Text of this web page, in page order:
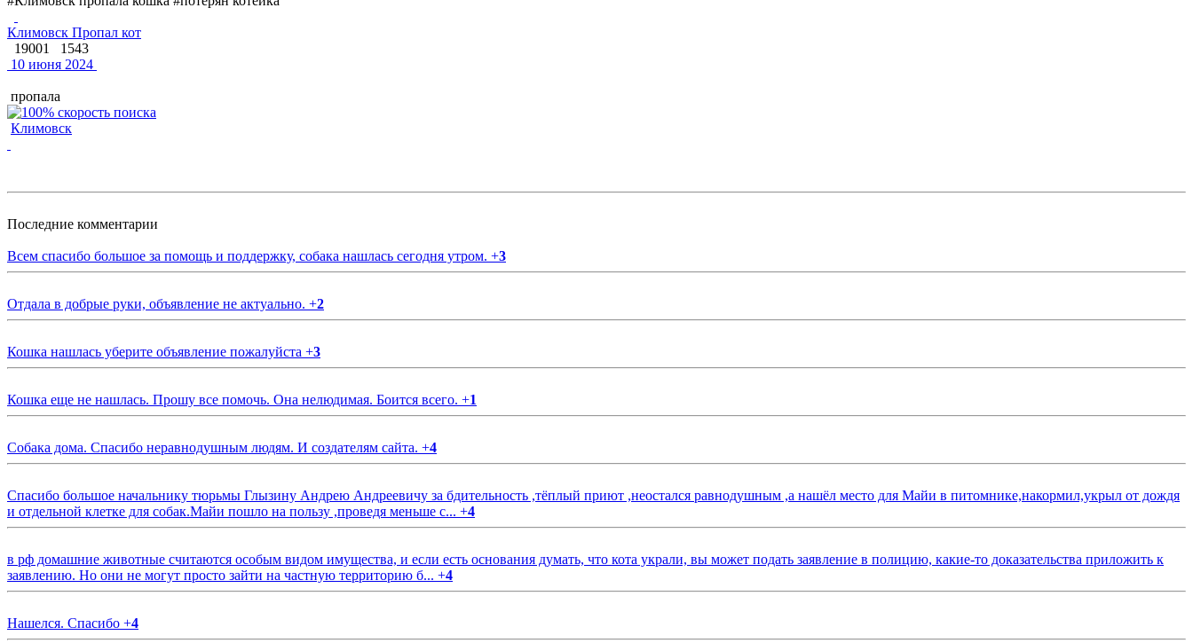
Климовск Пропал кот
19001
1543
10 июня 2024
пропала
Климовск
Последние комментарии
Всем спасибо большое за помощь и поддержку, собака нашлась сегодня утром. +3
Отдала в добрые руки, объявление не актуально. +2
Кошка нашлась уберите объявление пожалуйста +3
Кошка еще не нашлась. Прошу все помочь. Она нелюдимая. Боится всего. +1
Собака дома. Спасибо неравнодушным людям. И создателям сайта. +4
Спасибо большое начальнику тюрьмы Глызину Андрею Андреевичу за бдительность ,тёплый приют ,неостался равнодушным ,а нашёл место для Майи в питомнике,накормил,укрыл от дождя
и отдельной клетке для собак.Майи пошло на пользу ,проведя меньше с... +4
в рф домашние животные считаются особым видом имущества, и если есть основания думать, что кота украли, вы может подать заявление в полицию, какие-то доказательства приложить к
заявлению. Но они не могут просто зайти на частную территорию б... +4
Нашелся. Спасибо +4